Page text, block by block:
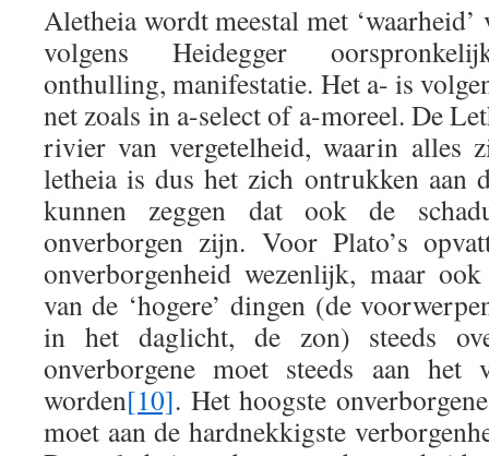
Aletheia wordt meestal met ‘waarheid’
volgens Heidegger
onthulling, manifestatie. Het a- is
net zoals in a-select of a-moreel. De
rivier van vergetelheid, waarin alles
letheia is dus het zich ontrukken aan
kunnen zeggen dat ook de
onverborgen zijn. Voor Plato’s
onverborgenheid wezenlijk, maar
van de ‘hogere’ dingen (de
in het daglicht, de zon) steeds
onverborgene moet steeds aan het
worden[10]. Het hoogste
moet aan de hardnekkigste